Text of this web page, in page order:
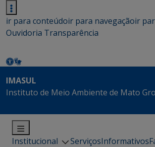
ir para conteúdoir para navegaçãoir
Ouvidoria Transparência
IMASUL
Instituto de Meio Ambiente de Mato
Institucional ServiçosInformativos